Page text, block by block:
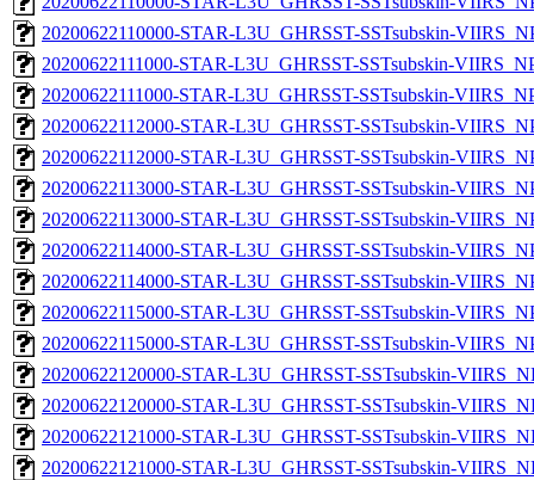
20200622110000-STAR-L3U_GHRSST-SSTsubskin-
20200622111000-STAR-L3U_GHRSST-SSTsubskin-
20200622111000-STAR-L3U_GHRSST-SSTsubskin-
20200622112000-STAR-L3U_GHRSST-SSTsubskin-
20200622112000-STAR-L3U_GHRSST-SSTsubskin-
20200622113000-STAR-L3U_GHRSST-SSTsubskin-
20200622113000-STAR-L3U_GHRSST-SSTsubskin-
20200622114000-STAR-L3U_GHRSST-SSTsubskin-
20200622114000-STAR-L3U_GHRSST-SSTsubskin-
20200622115000-STAR-L3U_GHRSST-SSTsubskin-
20200622115000-STAR-L3U_GHRSST-SSTsubskin-
20200622120000-STAR-L3U_GHRSST-SSTsubskin-
20200622120000-STAR-L3U_GHRSST-SSTsubskin-
20200622121000-STAR-L3U_GHRSST-SSTsubskin-
20200622121000-STAR-L3U_GHRSST-SSTsubskin-